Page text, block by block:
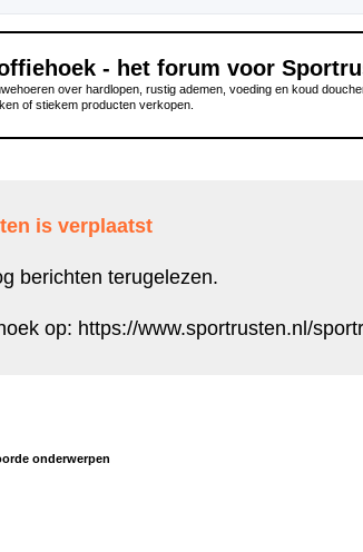
- het forum voor
over hardlopen, rustig ademen, voeding en koud
of stiekem producten verkopen.
is verplaatst
berichten terugelezen.
op: https://www.sportrusten.nl/
onderwerpen